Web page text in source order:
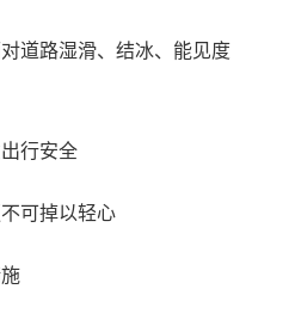
道路湿滑、结冰、能见度
行安全
可掉以轻心